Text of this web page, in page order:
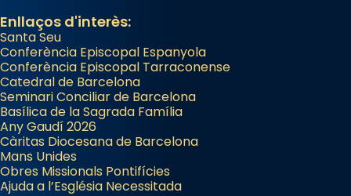
Enllaços d'interès:
Santa Seu
Conferència Episcopal Espanyola
Conferència Episcopal Tarraconense
Catedral de Barcelona
Seminari Conciliar de Barcelona
Basílica de la Sagrada Família
Any Gaudí 2026
Càritas Diocesana de Barcelona
Mans Unides
Obres Missionals Pontifícies
Ajuda a l’Església Necessitada